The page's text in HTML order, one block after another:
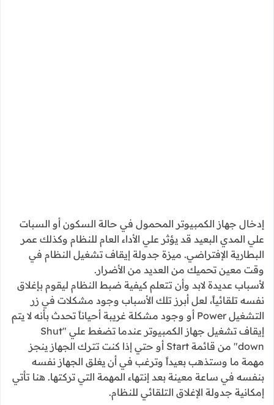
إدخال جهاز الكمبيوتر المحمول في حالة السكون أو السبات
علي المدي البعيد قد يؤثر علي الأداء العام للنظام وكذلك عمر
البطارية الإفتراضي. ميزة جدولة إيقاف تشغيل النظام في
وقت معين تحميك من العديد من الأضرار.
لأسباب عديدة لابد وأن تتعلم كيفية ضبط النظام ليقوم بإغلاق
نفسه تلقائياً، لعل أبرز تلك الأسباب وجود مشكلات في زر
التشغيل Power أو وجود مشكلة غريبة أحياناً تحدث بأنه لا يتم
إيقاف تشغيل جهاز الكمبيوتر عندما تضغط علي "Shut
down" من قائمة Start أو حتي إذا كنت تترك الجهاز ينجز
مهمة ما وستذهب بعيداً وترغب في أن يغلق الجهاز نفسه
بنفسه في ساعة معينة بعد إنتهاء المهمة التي تركتها. هنا تأتي
إمكانية جدولة الإغلاق التلقائي للنظام.